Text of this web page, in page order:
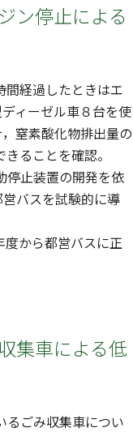
ン停止による
間経過したときはエ
ィーゼル車８台を使
窒素酸化物排出量の
ることを確認。
停止装置の開発を依
バスを試験的に導
から都営バスに正
集車による低
るごみ収集車につい